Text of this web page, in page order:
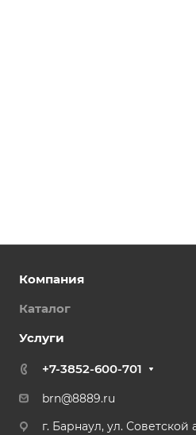
Компания
Каталог
Услуги
+7-3852-600-701
brn@8889.ru
г. Барнаул, ул. Советской